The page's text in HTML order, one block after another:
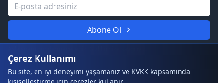
Abone Ol
Çerez Kullanımı
Bu site, en iyi deneyimi yaşamanız ve KVKK kapsamında